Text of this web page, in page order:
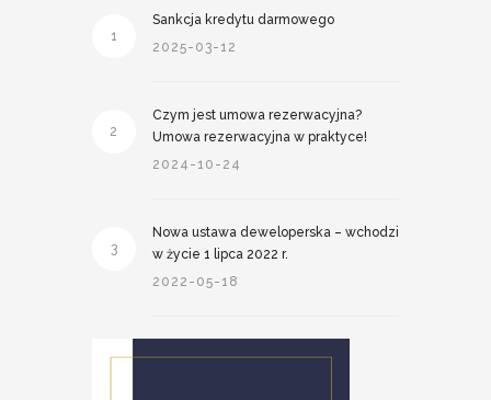
1
Sankcja kredytu darmowego
2025-03-12
2
Czym jest umowa rezerwacyjna?
Umowa rezerwacyjna w praktyce!
2024-10-24
3
Nowa ustawa deweloperska – wchodzi
w życie 1 lipca 2022 r.
2022-05-18